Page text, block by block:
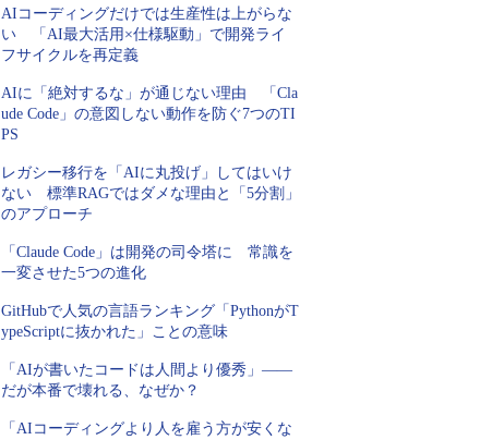
AIコーディングだけでは生産性は上がらな
い 「AI最大活用×仕様駆動」で開発ライ
フサイクルを再定義
AIに「絶対するな」が通じない理由 「Cla
ude Code」の意図しない動作を防ぐ7つのTI
PS
レガシー移行を「AIに丸投げ」してはいけ
ない 標準RAGではダメな理由と「5分割」
のアプローチ
「Claude Code」は開発の司令塔に 常識を
一変させた5つの進化
GitHubで人気の言語ランキング「PythonがT
ypeScriptに抜かれた」ことの意味
「AIが書いたコードは人間より優秀」――
だが本番で壊れる、なぜか？
「AIコーディングより人を雇う方が安くな